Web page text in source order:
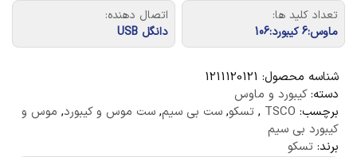
تعداد کلید ها:
ماوس:6 کیبورد:106
اتصال دهنده:
دانگل USB
شناسه محصول: 1211120121
دسته:کیبورد و ماوس
برچسب: TSCO
, تسکو, ست بی سیم, ست موس و کیبورد, موس و
کیبورد بی سیم
برند: تسکو